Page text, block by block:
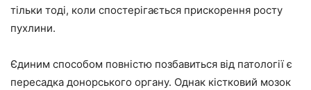
тільки тоді, коли спостерігається прискорення росту
пухлини.
Єдиним способом повністю позбавиться від патології є
пересадка донорського органу. Однак кістковий мозок